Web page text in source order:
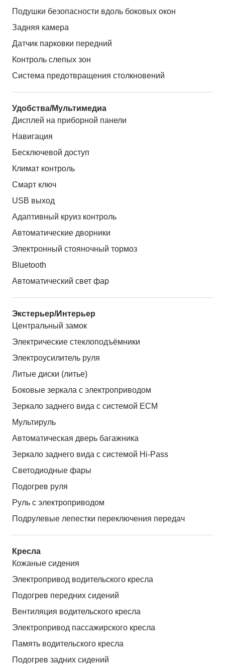
Подушки безопасности вдоль боковых окон
Задняя камера
Датчик парковки передний
Контроль слепых зон
Система предотвращения столкновений
Удобства/Мультимедиа
Дисплей на приборной панели
Навигация
Бесключевой доступ
Климат контроль
Смарт ключ
USB выход
Адаптивный круиз контроль
Автоматические дворники
Электронный стояночный тормоз
Bluetooth
Автоматический свет фар
Экстерьер/Интерьер
Центральный замок
Электрические стеклоподъёмники
Электроусилитель руля
Литые диски (литье)
Боковые зеркала с электроприводом
Зеркало заднего вида с системой ЕСМ
Мультируль
Автоматическая дверь багажника
Зеркало заднего вида с системой Hi-Pass
Светодиодные фары
Подогрев руля
Руль с электроприводом
Подрулевые лепестки переключения передач
Кресла
Кожаные сидения
Электропривод водительского кресла
Подогрев передних сидений
Вентиляция водительского кресла
Электропривод пассажирского кресла
Память водительского кресла
Подогрев задних сидений